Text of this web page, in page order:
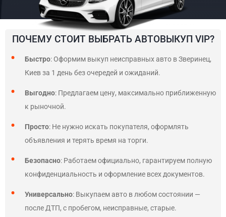
ПОЧЕМУ СТОИТ ВЫБРАТЬ АВТОВЫКУП VIP?
Быстро: Оформим выкуп неисправных авто в Зверинец,
Киев за 1 день без очередей и ожиданий.
Выгодно: Предлагаем цену, максимально приближенную
к рыночной.
Просто: Не нужно искать покупателя, оформлять
объявления и терять время на торги.
Безопасно: Работаем официально, гарантируем полную
конфиденциальность и оформление всех документов.
Универсально: Выкупаем авто в любом состоянии —
после ДТП, с пробегом, неисправные, старые.